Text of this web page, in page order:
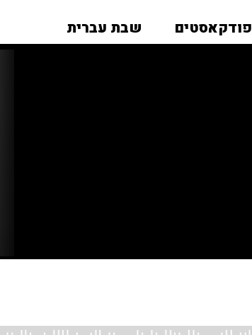
פודקאסטים שבת עברית